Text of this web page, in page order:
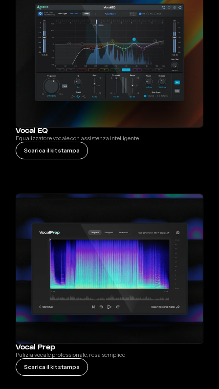
Vocal EQ
Equalizzatore vocale con assistenza intelligente
Scarica il kit stampa
Vocal Prep
Pulizia vocale professionale, resa semplice
Scarica il kit stampa